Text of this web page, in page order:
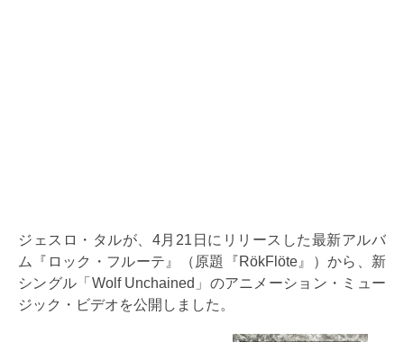
ジェスロ・タルが、4月21日にリリースした最新アルバ
ム『ロック・フルーテ』（原題『RökFlöte』）から、新
シングル「Wolf Unchained」のアニメーション・ミュー
ジック・ビデオを公開しました。